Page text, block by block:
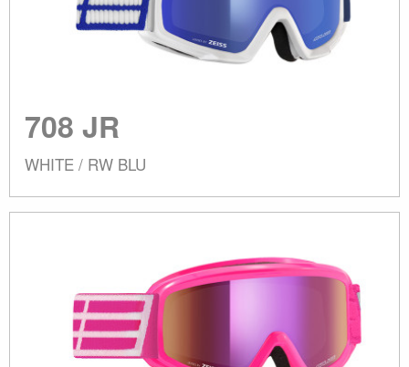
708 JR
WHITE / RW BLU